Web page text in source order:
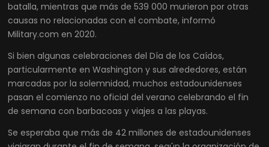
batalla, mientras que más de 539 000 murieron por otras
causas no relacionadas con el combate, informó
Military.com en 2020.
Si bien algunas celebraciones del Día de los Caídos,
particularmente en Washington y sus alrededores, están
marcadas por la solemnidad, muchos estadounidenses
pasan el comienzo no oficial del verano celebrando el fin
de semana con barbacoas y viajes a las playas.
Se esperaba que más de 42 millones de estadounidenses